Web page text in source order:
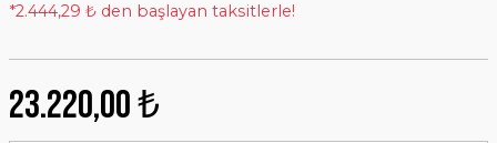
*2.444,29 ₺ den başlayan taksitlerle!
23.220,00 ₺